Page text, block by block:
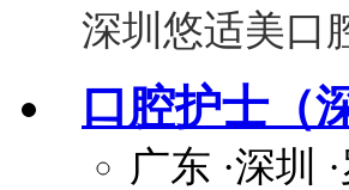
深圳悠适美口
口腔护士（
广东 ·深圳